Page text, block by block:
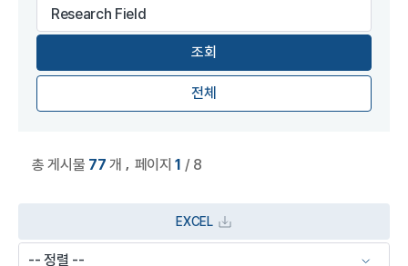
전체
총 게시물 77 개 페이지1 / 8
EXCEL